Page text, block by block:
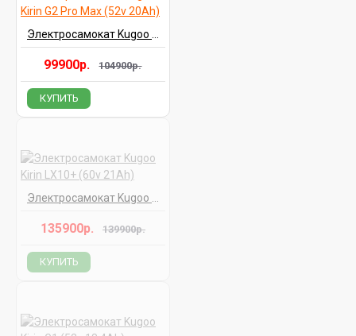
99900р. 104900р.
КУПИТЬ
135900р. 139900р.
КУПИТЬ